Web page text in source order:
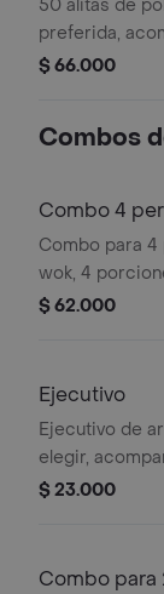
50 alitas de
preferida,
porción de
$ 66.000
Combos
Combo 4
Combo para
wok, 4
a la francesa.
$ 62.000
Ejecutivo
Ejecutivo de
elegir,
francesa,
$ 23.000
Combo para